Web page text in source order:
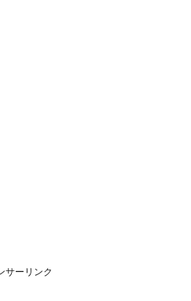
サーリンク